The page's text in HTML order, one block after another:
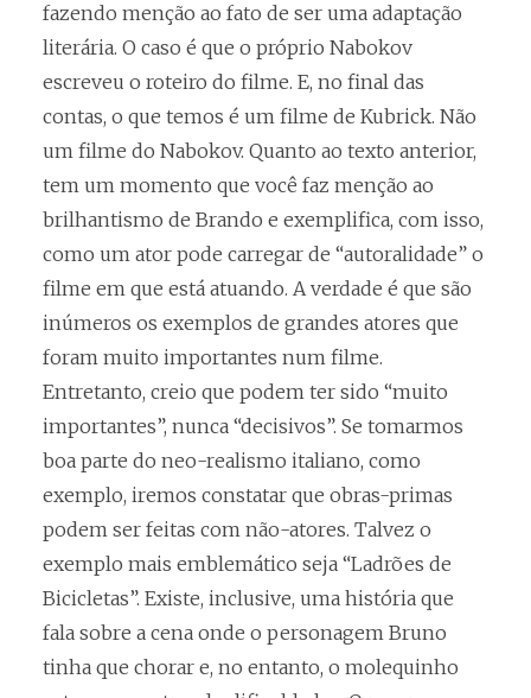
fazendo menção ao fato de ser uma adaptação
literária. O caso é que o próprio Nabokov
escreveu o roteiro do filme. E, no final das
contas, o que temos é um filme de Kubrick. Não
um filme do Nabokov. Quanto ao texto anterior,
tem um momento que você faz menção ao
brilhantismo de Brando e exemplifica, com isso,
como um ator pode carregar de “autoralidade” o
filme em que está atuando. A verdade é que são
inúmeros os exemplos de grandes atores que
foram muito importantes num filme.
Entretanto, creio que podem ter sido “muito
importantes”, nunca “decisivos”. Se tomarmos
boa parte do neo-realismo italiano, como
exemplo, iremos constatar que obras-primas
podem ser feitas com não-atores. Talvez o
exemplo mais emblemático seja “Ladrões de
Bicicletas”. Existe, inclusive, uma história que
fala sobre a cena onde o personagem Bruno
tinha que chorar e, no entanto, o molequinho